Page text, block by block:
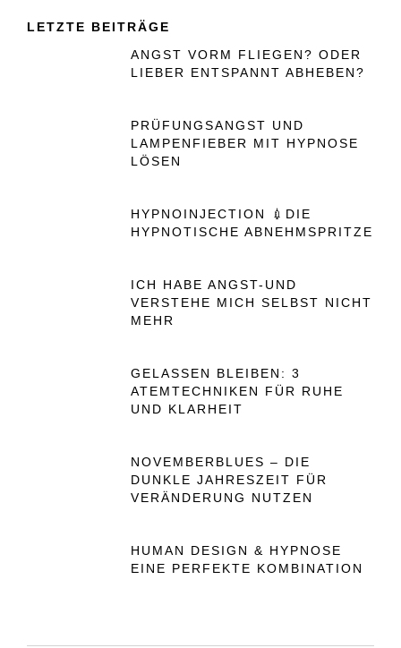
LETZTE BEITRÄGE
ANGST VORM FLIEGEN? ODER
LIEBER ENTSPANNT ABHEBEN?
PRÜFUNGSANGST UND
LAMPENFIEBER MIT HYPNOSE
LÖSEN
HYPNOINJECTION 💉DIE
HYPNOTISCHE ABNEHMSPRITZE
ICH HABE ANGST-UND
VERSTEHE MICH SELBST NICHT
MEHR
GELASSEN BLEIBEN: 3
ATEMTECHNIKEN FÜR RUHE
UND KLARHEIT
NOVEMBERBLUES – DIE
DUNKLE JAHRESZEIT FÜR
VERÄNDERUNG NUTZEN
HUMAN DESIGN & HYPNOSE
EINE PERFEKTE KOMBINATION